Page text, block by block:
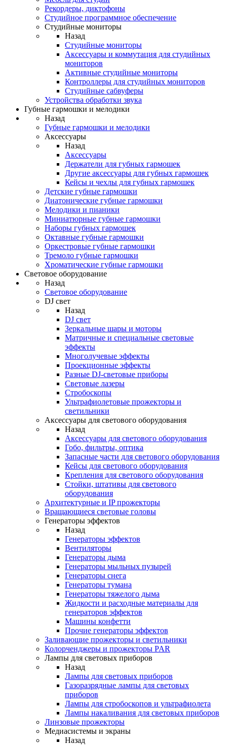
Рекордеры, диктофоны
Студийное программное обеспечение
Студийные мониторы
Назад
Студийные мониторы
Аксессуары и коммутация для студийных
мониторов
Активные студийные мониторы
Контроллеры для студийных мониторов
Студийные сабвуферы
Устройства обработки звука
Губные гармошки и мелодики
Назад
Губные гармошки и мелодики
Аксессуары
Назад
Аксессуары
Держатели для губных гармошек
Другие аксессуары для губных гармошек
Кейсы и чехлы для губных гармошек
Детские губные гармошки
Диатонические губные гармошки
Мелодики и пианики
Миниатюрные губные гармошки
Наборы губных гармошек
Октавные губные гармошки
Оркестровые губные гармошки
Тремоло губные гармошки
Хроматические губные гармошки
Световое оборудование
Назад
Световое оборудование
DJ свет
Назад
DJ свет
Зеркальные шары и моторы
Матричные и специальные световые
эффекты
Многолучевые эффекты
Проекционные эффекты
Разные DJ-световые приборы
Световые лазеры
Стробоскопы
Ультрафиолетовые прожекторы и
светильники
Аксессуары для светового оборудования
Назад
Аксессуары для светового оборудования
Гобо, фильтры, оптика
Запасные части для светового оборудования
Кейсы для светового оборудования
Крепления для светового оборудования
Стойки, штативы для светового
оборудования
Архитектурные и IP прожекторы
Вращающиеся световые головы
Генераторы эффектов
Назад
Генераторы эффектов
Вентиляторы
Генераторы дыма
Генераторы мыльных пузырей
Генераторы снега
Генераторы тумана
Генераторы тяжелого дыма
Жидкости и расходные материалы для
генераторов эффектов
Машины конфетти
Прочие генераторы эффектов
Заливающие прожекторы и светильники
Колорченджеры и прожекторы PAR
Лампы для световых приборов
Назад
Лампы для световых приборов
Газоразрядные лампы для световых
приборов
Лампы для стробоскопов и ультрафиолета
Лампы накаливания для световых приборов
Линзовые прожекторы
Медиасистемы и экраны
Назад